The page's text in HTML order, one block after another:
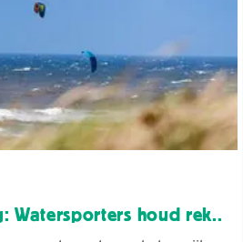
Watersporters houd rek..